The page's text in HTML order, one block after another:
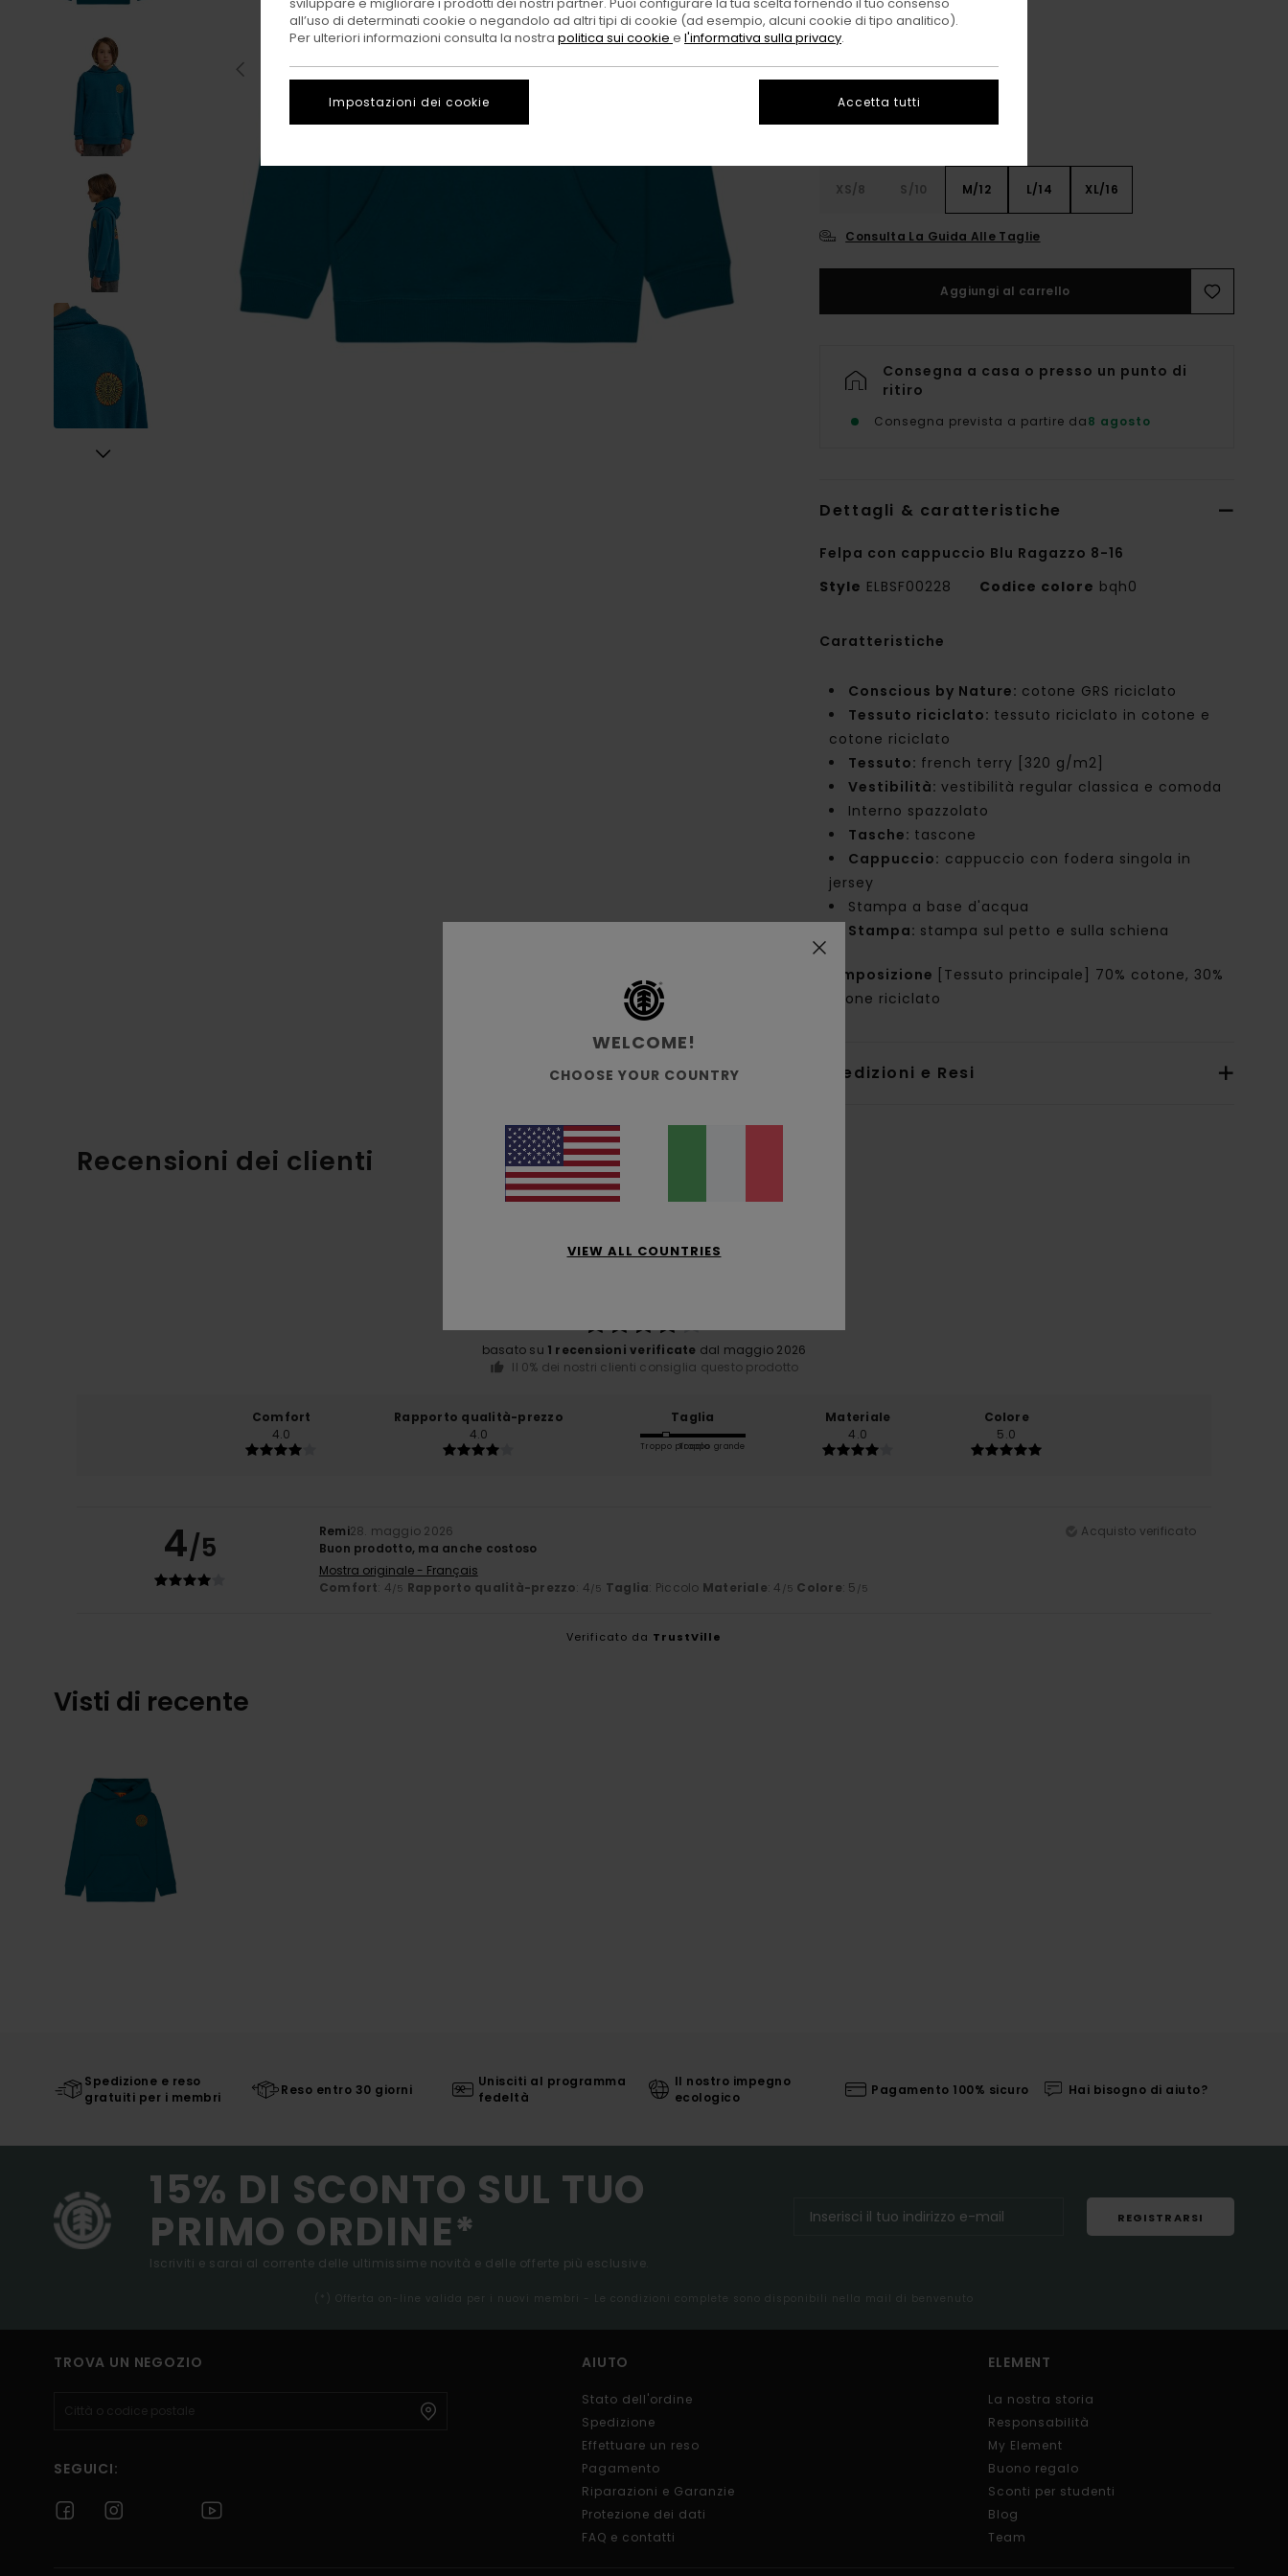
Mallard Blue
XS/8 S/10 M/12 L/14 XL/16
Consulta La Guida Alle Taglie
Aggiungi al carrello
Consegna a casa o presso un punto di
ritiro
Consegna prevista a partire da8 agosto
Dettagli & caratteristiche
Felpa con cappuccio Blu Ragazzo 8-16
Style ELBSF00228 Codice colore bqh0
Caratteristiche
Conscious by Nature: cotone GRS riciclato
Tessuto riciclato: tessuto riciclato in cotone e
cotone riciclato
Tessuto: french terry [320 g/m2]
Vestibilità:vestibilità regular classica e comoda
Interno spazzolato
Tasche: tascone
Cappuccio: cappuccio con fodera singola in
jersey
Stampa a base d'acqua
Stampa: stampa sul petto e sulla schiena
Composizione
[Tessuto principale] 70% cotone, 30%
cotone riciclato
Spedizioni e Resi
Recensioni dei clienti
4.0
basato su 1 recensioni verificate dal maggio 2026
Il 0% dei nostri clienti consiglia questo prodotto
Comfort
4.0
Rapporto qualità-prezzo
4.0
Taglia
Troppo piccoloTroppo grande
Materiale
4.0
Colore
5.0
4/5 Remi28. maggio 2026
Acquisto verificato
Buon prodotto, ma anche costoso
Mostra originale - Français
Comfort: 4/5 Rapporto qualità-prezzo: 4/5 Taglia: Piccolo Materiale: 4 /5 Colore: 5 /5
Verificato da TrustVille
Visti di recente
Spedizione e reso
gratuiti per i membri
Reso entro 30 giorni
Unisciti al programma
fedeltà
Il nostro impegno
ecologico
Pagamento 100% sicuro Hai bisogno di aiuto?
15% DI SCONTO SUL TUO
PRIMO ORDINE*
Iscriviti e sarai al corrente delle ultimissime novità e delle offerte più esclusive.
REGISTRARSI
(*) Offerta on-line valida per i nuovi membri - Le condizioni complete sono disponibili nella mail di benvenuto
TROVA UN NEGOZIO
SEGUICI:
AIUTO
Stato dell'ordine
Spedizione
Effettuare un reso
Pagamento
Riparazioni e Garanzie
Protezione dei dati
FAQ e contatti
ELEMENT
La nostra storia
Responsabilità
My Element
Buono regalo
Sconti per studenti
Blog
Team
WELCOME!
CHOOSE YOUR COUNTRY
VIEW ALL COUNTRIES
all’uso di determinati cookie o negandolo ad altri tipi di cookie (ad esempio, alcuni cookie di tipo analitico).
Per ulteriori informazioni consulta la nostra politica sui cookie e l'informativa sulla privacy.
Impostazioni dei cookie Accetta tutti